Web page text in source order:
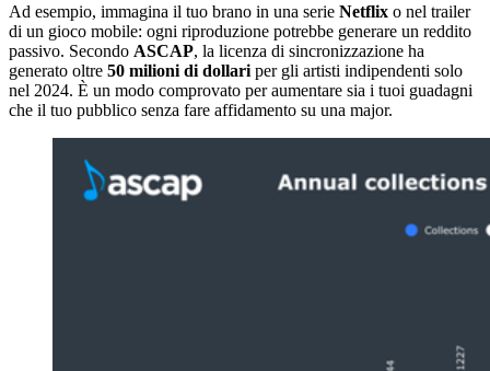
Ad esempio, immagina il tuo brano in una serie Netflix o nel trailer
di un gioco mobile: ogni riproduzione potrebbe generare un reddito
passivo. Secondo ASCAP, la licenza di sincronizzazione ha
generato oltre 50 milioni di dollari per gli artisti indipendenti solo
nel 2024. È un modo comprovato per aumentare sia i tuoi guadagni
che il tuo pubblico senza fare affidamento su una major.